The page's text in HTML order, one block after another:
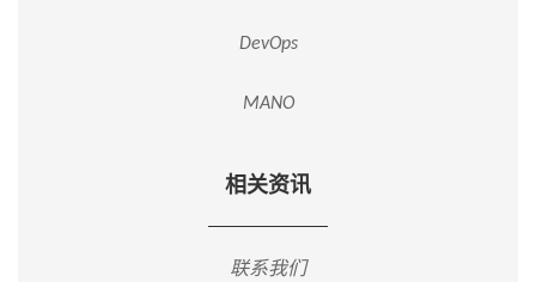
DevOps
MANO
相关资讯
联系我们